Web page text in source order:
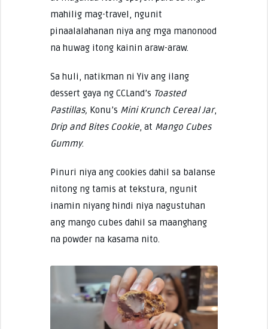
mahilig mag-travel, ngunit
pinaalalahanan niya ang mga manonood
na huwag itong kainin araw-araw.
Sa huli, natikman ni Yiv ang ilang
dessert gaya ng CCLand’s Toasted
Pastillas, Konu’s Mini Krunch Cereal Jar,
Drip and Bites Cookie, at Mango Cubes
Gummy.
Pinuri niya ang cookies dahil sa balanse
nitong ng tamis at tekstura, ngunit
inamin niyang hindi niya nagustuhan
ang mango cubes dahil sa maanghang
na powder na kasama nito.